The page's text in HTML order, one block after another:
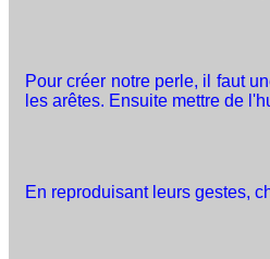
Pour créer notre perle, il faut
les arêtes. Ensuite mettre de
En reproduisant leurs gestes,